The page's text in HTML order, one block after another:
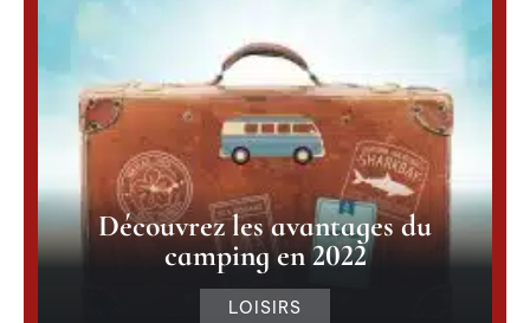
Découvrez les avantages du
camping en 2022
LOISIRS